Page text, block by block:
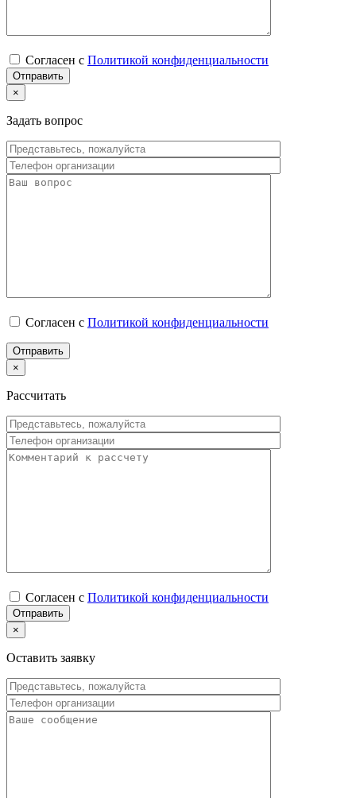
Согласен с Политикой конфиденциальности
×
Задать вопрос
Согласен с Политикой конфиденциальности
×
Рассчитать
Согласен с Политикой конфиденциальности
×
Оставить заявку